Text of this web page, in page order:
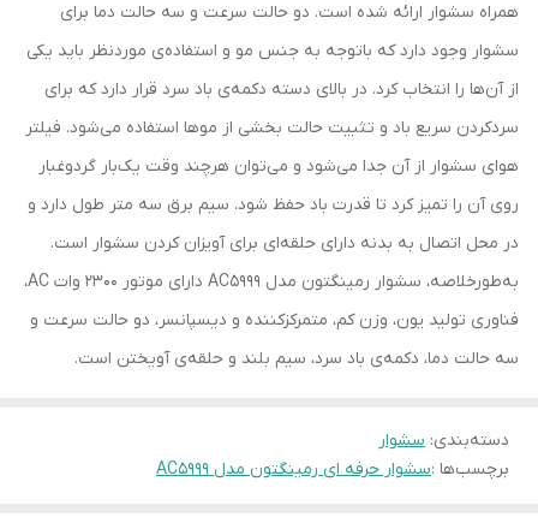
همراه سشوار ارائه شده است. دو حالت سرعت و سه حالت دما برای
سشوار وجود دارد که با‌توجه به جنس مو و استفاده‌ی موردنظر باید یکی
از آن‌ها را انتخاب کرد. در بالای دسته دکمه‌ی باد سرد قرار دارد که برای
سرد‌کردن سریع باد و تثبیت حالت بخشی از موها استفاده می‌شود. فیلتر
هوای سشوار از آن جدا می‌شود و می‌توان هرچند وقت یک‌بار گردوغبار
روی آن را تمیز کرد تا قدرت باد حفظ شود. سیم برق سه متر طول دارد و
در محل اتصال به بدنه دارای حلقه‌ای برای آویزان کردن سشوار است.
به‌طورخلاصه، سشوار رمینگتون مدل AC5999 دارای موتور 2300 وات AC،
فناوری تولید یون، وزن کم، متمرکزکننده و دیسپانسر، دو حالت سرعت و
سه حالت دما، دکمه‌ی باد سرد، سیم بلند و حلقه‌ی آویختن است.
دسته‌بندی: سشوار
برچسب‌ها :سشوار حرفه ای رمینگتون مدل AC5999